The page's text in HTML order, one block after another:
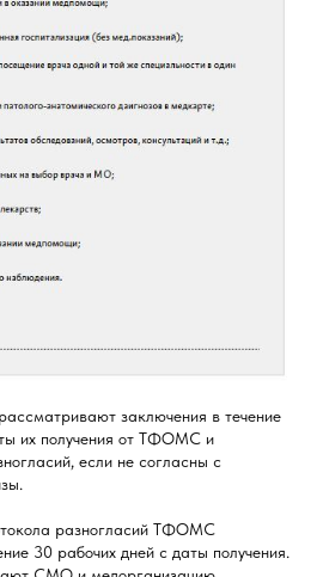
заключения в течение
их получения от ТФОМС и
если не согласны с
разногласий ТФОМС
30 рабочих дней с даты получения.